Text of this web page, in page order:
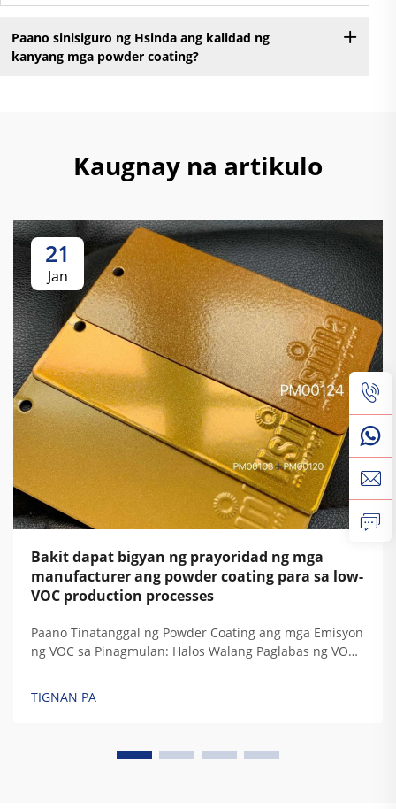
Paano sinisiguro ng Hsinda ang kalidad ng
kanyang mga powder coating?
Kaugnay na artikulo
21
Jan
Bakit dapat bigyan ng prayoridad ng mga
manufacturer ang powder coating para sa low-
VOC production processes
Paano Tinatanggal ng Powder Coating ang mga Emisyon
ng VOC sa Pinagmulan: Halos Walang Paglabas ng VOC
likidong pintura, ang powder coating ay walang
TIGNAN PA